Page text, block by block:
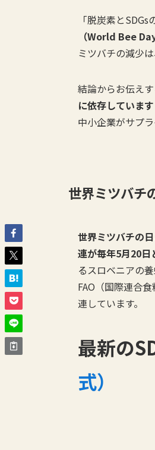
「脱炭素と
（World Bee Day
ミツバチの減少
結論からお伝え
に依存しています
中小企業がサプ
世界ミツバチ
世界ミツバチの
連が毎年5月20日
るスロベニアの
FAO（国際連合
連しています。
最新の
式）